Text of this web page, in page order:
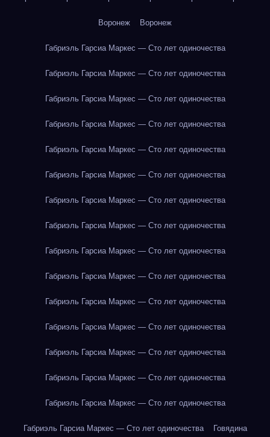
Воронеж Воронеж
Габриэль Гарсиа Маркес — Сто лет одиночества
Габриэль Гарсиа Маркес — Сто лет одиночества
Габриэль Гарсиа Маркес — Сто лет одиночества
Габриэль Гарсиа Маркес — Сто лет одиночества
Габриэль Гарсиа Маркес — Сто лет одиночества
Габриэль Гарсиа Маркес — Сто лет одиночества
Габриэль Гарсиа Маркес — Сто лет одиночества
Габриэль Гарсиа Маркес — Сто лет одиночества
Габриэль Гарсиа Маркес — Сто лет одиночества
Габриэль Гарсиа Маркес — Сто лет одиночества
Габриэль Гарсиа Маркес — Сто лет одиночества
Габриэль Гарсиа Маркес — Сто лет одиночества
Габриэль Гарсиа Маркес — Сто лет одиночества
Габриэль Гарсиа Маркес — Сто лет одиночества
Габриэль Гарсиа Маркес — Сто лет одиночества
Габриэль Гарсиа Маркес — Сто лет одиночества Говядина